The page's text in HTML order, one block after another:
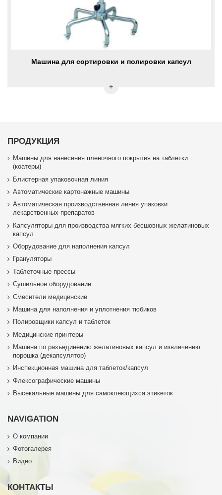
Машина для сортировки и полировки капсул
ПРОДУКЦИЯ
Машины для нанесения пленочного покрытия на таблетки
(коатеры)
Блистерная упаковочная линия
Автоматические картонажные машины
Автоматическая производственная линия упаковки
лекарственных препаратов
Капсуляторы для производства мягких бесшовных желатиновых
капсул
Оборудование для наполнения капсул
Грануляторы
Таблеточные прессы
Сушильное оборудование
Смесители медицинские
Машина для наполнения и уплотнения тюбиков
Полировщики капсул и таблеток
Медицинские принтеры
Машина по разъединению желатиновых капсул и извлечению
порошка (декапсулятор)
Инспекционная машина для таблеток/капсул
Флексографические машины
Высекальные машины для самоклеющихся этикеток
NAVIGATION
О компании
Фотогалерея
Видео
КОНТАКТЫ